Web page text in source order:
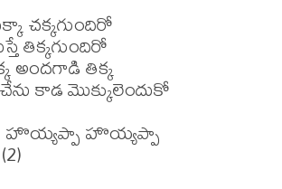
చక్కగుందిరో
తిక్కగుందిరో
అందగాడి తిక్క
కాడ మొక్కులెందుకో
హొయ్యప్పా